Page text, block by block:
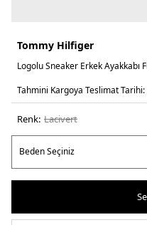
Tommy Hilfiger
Logolu Sneaker Erkek Ayakkabı
Tahmini Kargoya Teslimat Tarihi:
Renk: laci̇vert